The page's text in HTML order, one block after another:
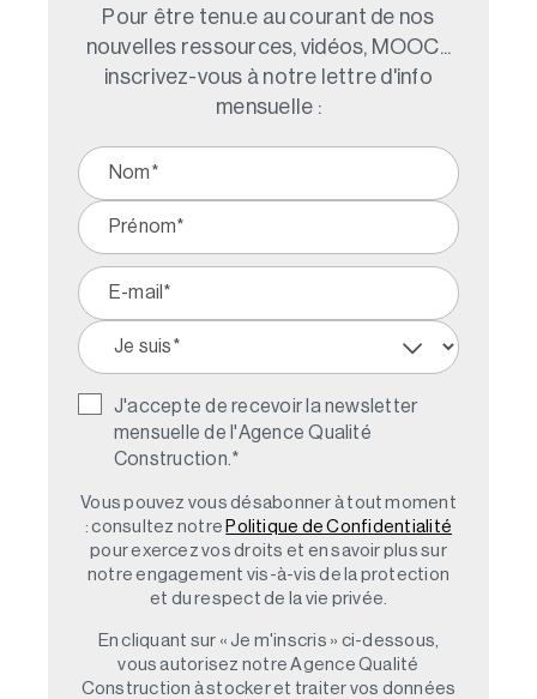
Pour être tenu.e au courant de nos
nouvelles ressources, vidéos, MOOC...
inscrivez-vous à notre lettre d'info
mensuelle :
J'accepte de recevoir la newsletter
mensuelle de l'Agence Qualité
Construction. *
Vous pouvez vous désabonner à tout moment
: consultez notre Politique de Confidentialité
pour exercez vos droits et en savoir plus sur
notre engagement vis-à-vis de la protection
et du respect de la vie privée.
En cliquant sur « Je m'inscris » ci-dessous,
vous autorisez notre Agence Qualité
Construction à stocker et traiter vos données